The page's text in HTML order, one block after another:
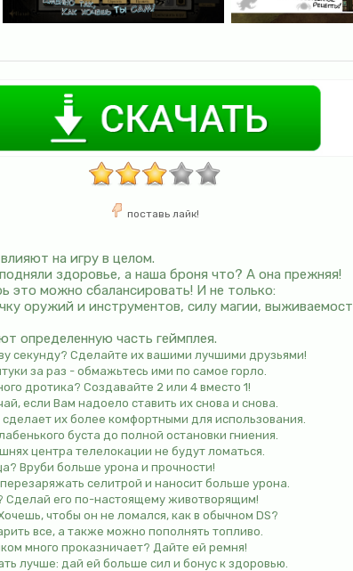
поставь лайк!
на игру в целом.
здоровье, а наша броня что? А она прежняя!
это можно сбалансировать! И не только:
оружий и инструментов, силу магии,
определенную часть геймплея.
секунду? Сделайте их вашими лучшими друзьями!
за раз - обмажьтесь ими по самое горло.
дротика? Создавайте 2 или 4 вместо 1!
если Вам надоело ставить их снова и снова.
их более комфортными для использования.
буста до полной остановки гниения.
центра телелокации не будут ломаться.
Вруби больше урона и прочности!
селитрой и наносит больше урона.
Сделай его по-настоящему животворящим!
чтобы он не ломался, как в обычном DS?
все, а также можно пополнять топливо.
много проказничает? Дайте ей ремня!
лучше: дай ей больше сил и бонус к здоровью.